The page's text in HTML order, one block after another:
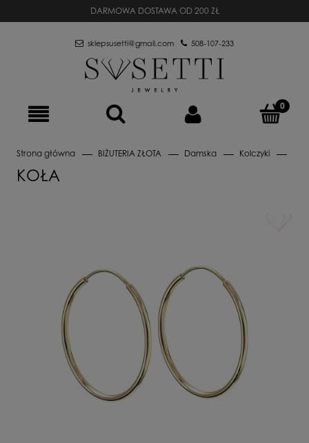
DARMOWA DOSTAWA OD 200 ZŁ
sklepsusetti@gmail.com 508-107-233
Strona główna BIŻUTERIA ZŁOTA Damska Kolczyki
KOŁA